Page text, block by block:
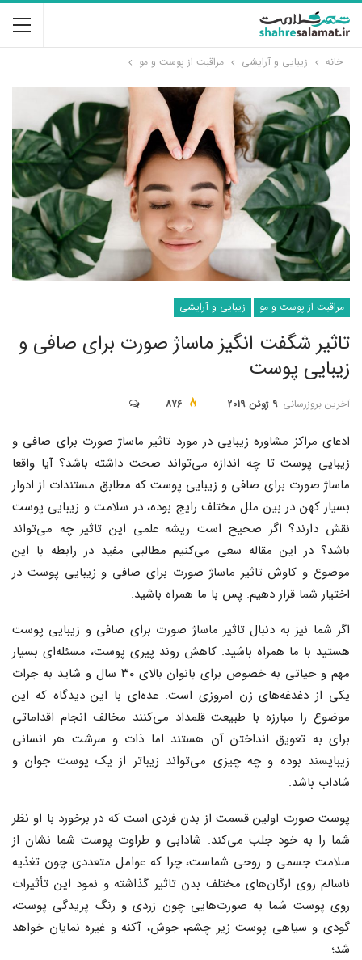
خانه زیبایی و آرایشی مراقبت از پوست و مو
مراقبت از پوست و مو زیبایی و آرایشی
تاثیر شگفت انگیز ماساژ صورت برای صافی و
زیبایی پوست
آخرین بروزرسانی 9 ژوئن 2019 876
ادعای مراکز مشاوره زیبایی در مورد تاثیر ماساژ صورت برای صافی و
زیبایی پوست تا چه اندازه می‌تواند صحت داشته باشد؟ آیا واقعا
ماساژ صورت برای صافی و زیبایی پوست که مطابق مستندات از ادوار
بسیار کهن در بین ملل مختلف رایج بوده، در سلامت و زیبایی پوست
نقش دارند؟ اگر صحیح است ریشه علمی این تاثیر چه می‌تواند
باشد؟ در این مقاله سعی می‌کنیم مطالبی مفید در رابطه با این
موضوع و کاوش تاثیر ماساژ صورت برای صافی و زیبایی پوست در
اختیار شما قرار دهیم. پس با ما همراه باشید.
اگر شما نیز به دنبال تاثیر ماساژ صورت برای صافی و زیبایی پوست
هستید با ما همراه باشید. کاهش روند پیری پوست، مسئله‌ای بسیار
مهم و حیاتی به خصوص برای بانوان بالای ۳۰ سال و شاید به جرات
یکی از دغدغه‌های زن امروزی است. عده‌ای با این دیدگاه که این
موضوع را مبارزه با طبیعت قلمداد می‌کنند مخالف انجام اقداماتی
برای به تعویق انداختن آن هستند اما ذات و سرشت هر انسانی
زیباپسند بوده و چه چیزی می‌تواند زیباتر از یک پوست جوان و
شاداب باشد.
پوست صورت اولین قسمت از بدن فردی است که در برخورد با او نظر
شما را به خود جلب می‌کند. شادابی و طراوت پوست شما نشان از
سلامت جسمی و روحی شماست، چرا که عوامل متعددی چون تغذیه
ناسالم روی ارگان‌های مختلف بدن تاثیر گذاشته و نمود این تأثیرات
روی پوست شما به صورت‌هایی چون زردی و رنگ پریدگی پوست،
گودی و سیاهی پوست زیر چشم، جوش، آکنه و غیره نمایان خواهد
شد؛